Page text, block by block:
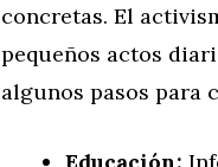
concretas. El
pequeños actos
algunos pasos para
Educación: